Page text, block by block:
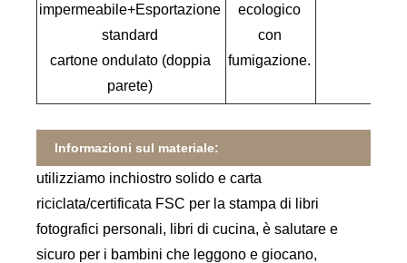
impermeabile+Esportazione
standard
cartone ondulato (doppia
parete)
ecologico
con
fumigazione.
Informazioni sul materiale:
utilizziamo inchiostro solido e carta
riciclata/certificata FSC per la stampa di libri
fotografici personali, libri di cucina, è salutare e
sicuro per i bambini che leggono e giocano,